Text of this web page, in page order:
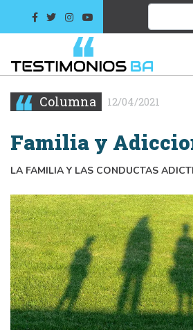
Columna 12/04/2021
Familia y
LA FAMILIA Y LAS CONDUCTAS